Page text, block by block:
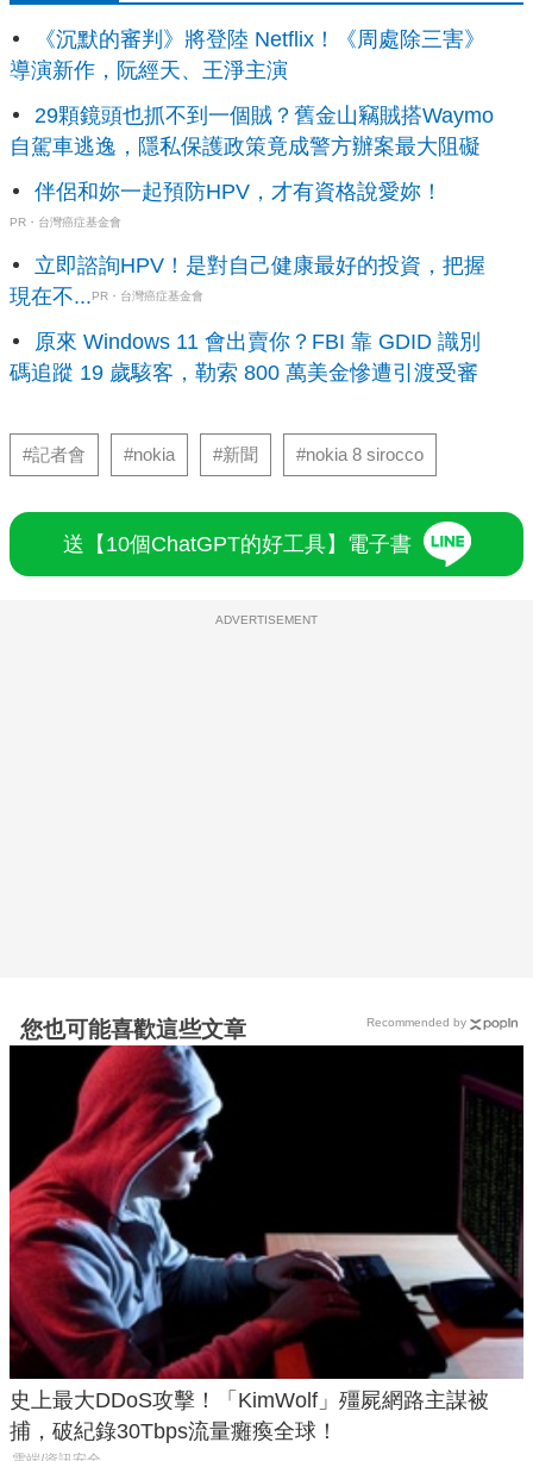
《沉默的審判》將登陸 Netflix！《周處除三害》
導演新作，阮經天、王淨主演
29顆鏡頭也抓不到一個賊？舊金山竊賊搭Waymo
自駕車逃逸，隱私保護政策竟成警方辦案最大阻礙
伴侶和妳一起預防HPV，才有資格說愛妳！
PR・台灣癌症基金會
立即諮詢HPV！是對自己健康最好的投資，把握
現在不...PR・台灣癌症基金會
原來 Windows 11 會出賣你？FBI 靠 GDID 識別
碼追蹤 19 歲駭客，勒索 800 萬美金慘遭引渡受審
#記者會 #nokia #新聞 #nokia 8 sirocco
送【10個ChatGPT的好工具】電子書
ADVERTISEMENT
您也可能喜歡這些文章
史上最大DDoS攻擊！「KimWolf」殭屍網路主謀被
捕，破紀錄30Tbps流量癱瘓全球！
Recommended by